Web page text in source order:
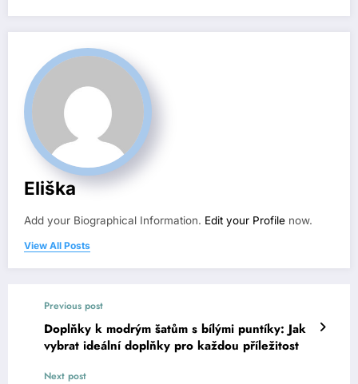
Eliška
Add your Biographical Information. Edit your Profile now.
View All Posts
Previous post
Doplňky k modrým šatům s bílými puntíky: Jak
vybrat ideální doplňky pro každou příležitost
Next post